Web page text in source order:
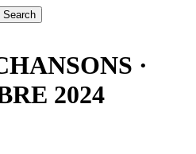
Search
·
2024